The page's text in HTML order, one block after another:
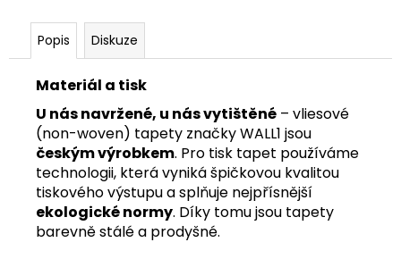
Popis Diskuze
Materiál a tisk
U nás navržené, u nás vytištěné – vliesové
(non-woven) tapety značky WALL1 jsou
českým výrobkem. Pro tisk tapet používáme
technologii, která vyniká špičkovou kvalitou
tiskového výstupu a splňuje nejpřísnější
ekologické normy. Díky tomu jsou tapety
barevně stálé a prodyšné.